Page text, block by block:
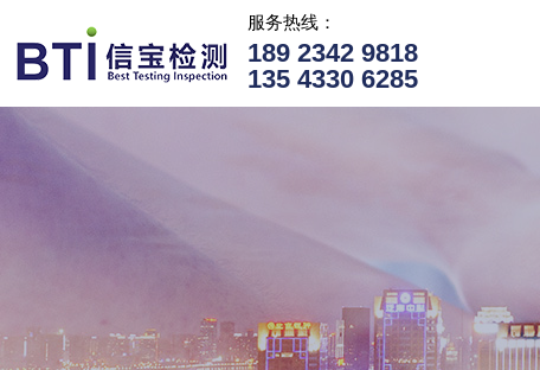
服务热线：
189 2342 9818
135 4330 6285